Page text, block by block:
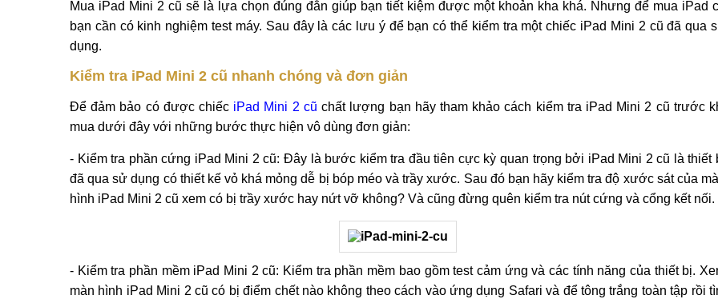
Mua iPad Mini 2 cũ sẽ là lựa chọn đúng đắn giúp bạn tiết kiệm được một khoản kha khá. Nhưng để mua iPad
bạn cần có kinh nghiệm test máy. Sau đây là các lưu ý để bạn có thể kiểm tra một chiếc iPad Mini 2 cũ đã qua
dụng.
Kiểm tra iPad Mini 2 cũ nhanh chóng và đơn giản
Để đảm bảo có được chiếc iPad Mini 2 cũ chất lượng bạn hãy tham khảo cách kiểm tra iPad Mini 2 cũ trước
mua dưới đây với những bước thực hiện vô dùng đơn giản:
- Kiểm tra phần cứng iPad Mini 2 cũ: Đây là bước kiểm tra đầu tiên cực kỳ quan trọng bởi iPad Mini 2 cũ là thiết
đã qua sử dụng có thiết kế vỏ khá mỏng dễ bị bóp méo và trầy xước. Sau đó bạn hãy kiểm tra độ xước sát của
hình iPad Mini 2 cũ xem có bị trầy xước hay nứt vỡ không? Và cũng đừng quên kiểm tra nút cứng và cổng kết nối.
- Kiểm tra phần mềm iPad Mini 2 cũ: Kiểm tra phần mềm bao gồm test cảm ứng và các tính năng của thiết bị.
màn hình iPad Mini 2 cũ có bị điểm chết nào không theo cách vào ứng dụng Safari và để tông trắng toàn tập rồi